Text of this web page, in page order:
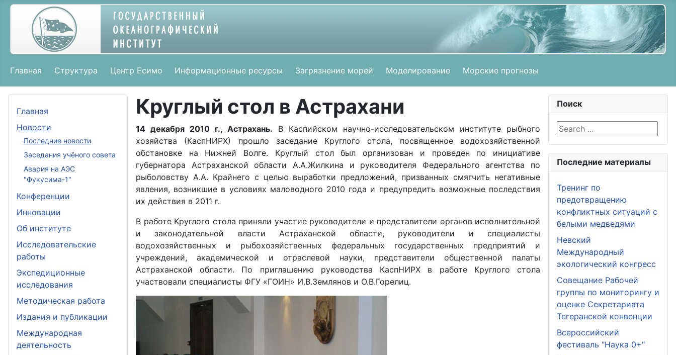
Главная Структура Центр Есимо Информационные ресурсы Загрязнение морей Моделирование Морские прогнозы
Главная
Новости
Последние новости
Заседания учёного совета
Авария на АЭС
"Фукусима-1"
Конференции
Инновации
Об институте
Исследовательские
работы
Экспедиционные
исследования
Методическая работа
Издания и публикации
Международная
деятельность
Круглый стол в Астрахани
14 декабря 2010 г., Астрахань. В Каспийском научно-исследовательском институте рыбного
хозяйства (КаспНИРХ) прошло заседание Круглого стола, посвященное водохозяйственной
обстановке на Нижней Волге. Круглый стол был организован и проведен по инициативе
губернатора Астраханской области А.А.Жилкина и руководителя Федерального агентства по
рыболовству А.А. Крайнего с целью выработки предложений, призванных смягчить негативные
явления, возникшие в условиях маловодного 2010 года и предупредить возможные последствия
их действия в 2011 г.
В работе Круглого стола приняли участие руководители и представители органов исполнительной
и законодательной власти Астраханской области, руководители и специалисты
водохозяйственных и рыбохозяйственных федеральных государственных предприятий и
учреждений, академической и отраслевой науки, представители общественной палаты
Астраханской области. По приглашению руководства КаспНИРХ в работе Круглого стола
участвовали специалисты ФГУ «ГОИН» И.В.Землянов и О.В.Горелиц.
Поиск
Search ...
Последние материалы
Тренинг по
предотвращению
конфликтных ситуаций с
белыми медведями
Невский
Международный
экологический конгресс
Совещание Рабочей
группы по мониторингу и
оценке Секретариата
Тегеранской конвенции
Всероссийский
фестиваль "Наука 0+"